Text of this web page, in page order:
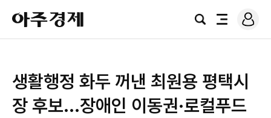
아
주
경
검
전
로
그
생활행정 화두 꺼낸 최원용 평택시
장 후보...장애인 이동권·로컬푸드